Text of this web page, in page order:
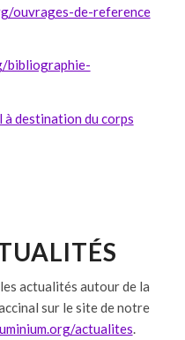
ouvrages-de-reference
bibliographie-
à destination du corps
actualités autour de la
sur le site de notre
actualites.